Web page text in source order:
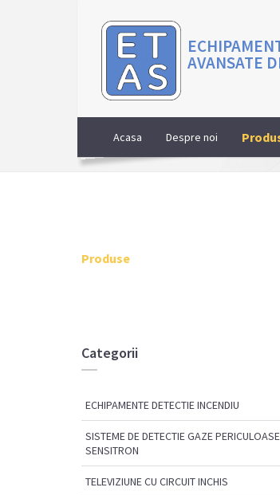
AVANSATE
Acasa Despre noi
Produse
Categorii
ECHIPAMENTE DETECTIE INCENDIU
SISTEME DE DETECTIE GAZE PERICULOASE
SENSITRON
TELEVIZIUNE CU CIRCUIT INCHIS